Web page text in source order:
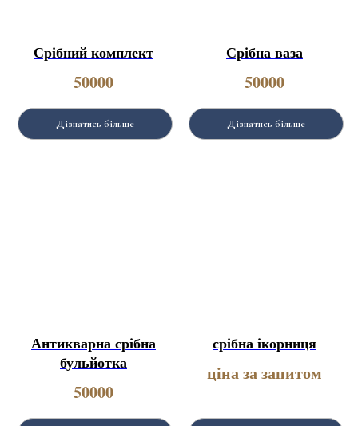
Срібний комплект
50000
Дізнатись більше
Срібна ваза
50000
Дізнатись більше
Антикварна срібна
бульйотка
50000
срібна ікорниця
ціна за запитом